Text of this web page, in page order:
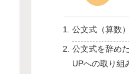
公文式（算数
公文式を辞め
UPへの取り組